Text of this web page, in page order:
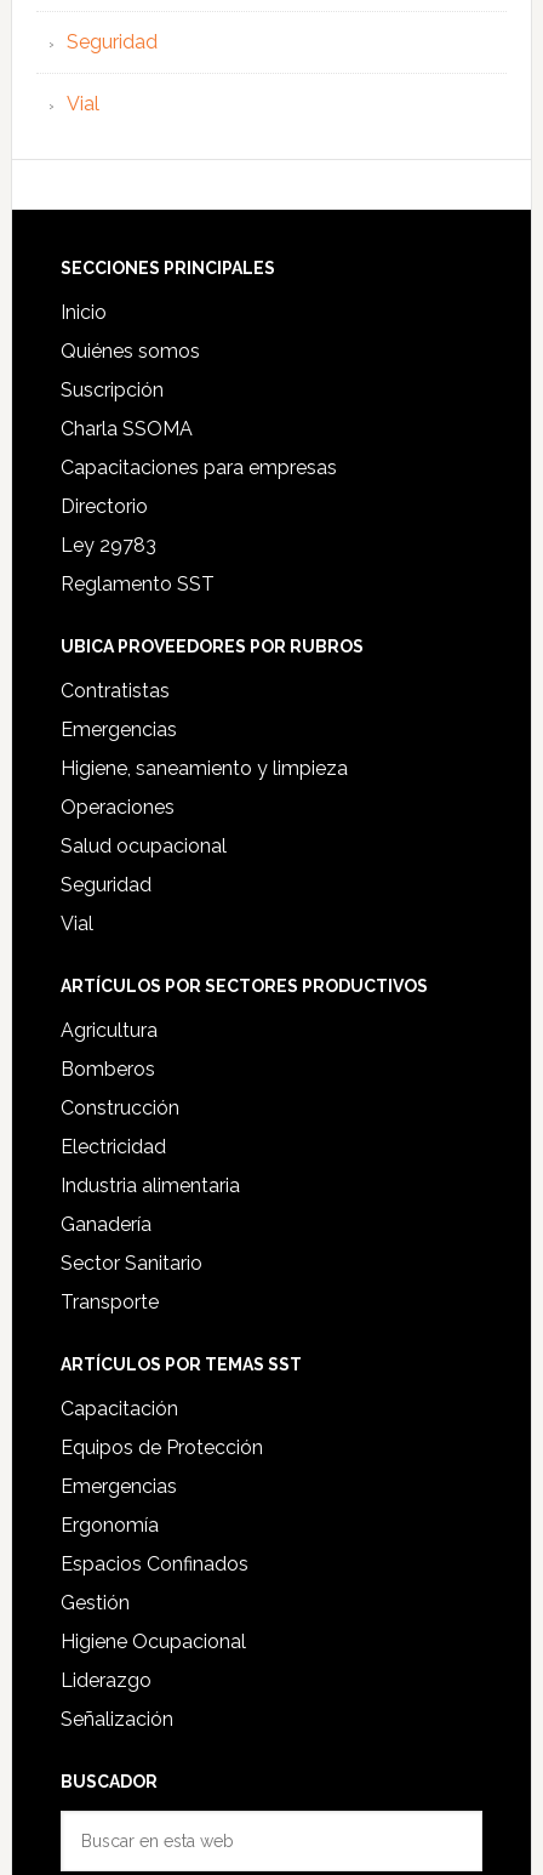
Seguridad
Vial
Footer
SECCIONES PRINCIPALES
Inicio
Quiénes somos
Suscripción
Charla SSOMA
Capacitaciones para empresas
Directorio
Ley 29783
Reglamento SST
UBICA PROVEEDORES POR RUBROS
Contratistas
Emergencias
Higiene, saneamiento y limpieza
Operaciones
Salud ocupacional
Seguridad
Vial
ARTÍCULOS POR SECTORES PRODUCTIVOS
Agricultura
Bomberos
Construcción
Electricidad
Industria alimentaria
Ganadería
Sector Sanitario
Transporte
ARTÍCULOS POR TEMAS SST
Capacitación
Equipos de Protección
Emergencias
Ergonomía
Espacios Confinados
Gestión
Higiene Ocupacional
Liderazgo
Señalización
BUSCADOR